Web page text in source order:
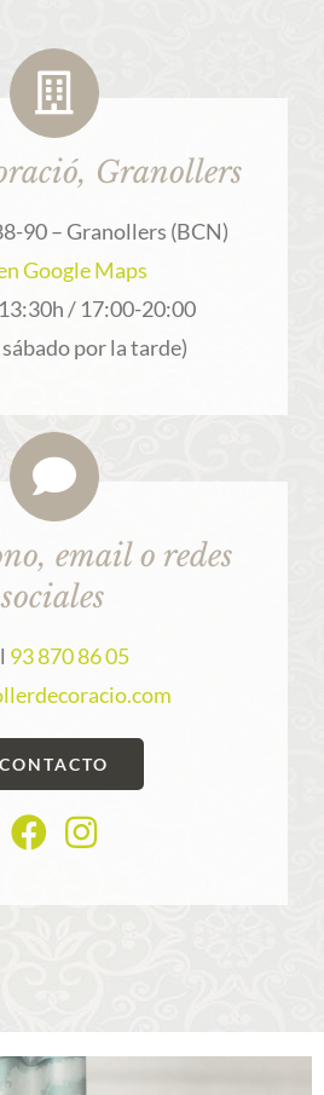
Granollers
90 – Granollers (BCN)
Google Maps
/ 17:00-20:00
por la tarde)
email o redes
sociales
93 870 86 05
CONTACTO